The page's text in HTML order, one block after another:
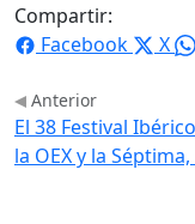
Compartir:
Facebook
X
Anterior
El 38 Festival
la OEX y la